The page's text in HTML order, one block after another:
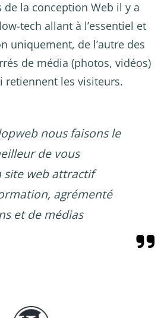
de la conception Web il y a
tech allant à l’essentiel et
uniquement, de l’autre des
de média (photos, vidéos)
retiennent les visiteurs.
nous faisons le
de vous
site web attractif
agrémenté
et de médias